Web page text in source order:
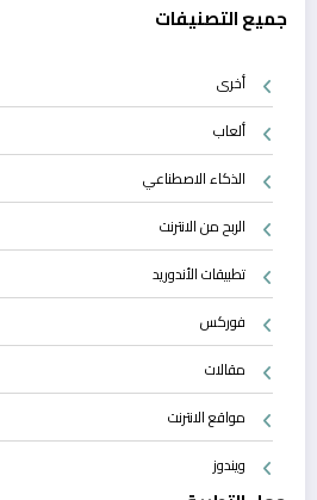
جميع التصنيفات
أخرى
ألعاب
الذكاء الاصطناعي
الربح من الانترنت
تطبيقات الأندوريد
فوركس
مقالات
مواقع الانترنت
ويندوز